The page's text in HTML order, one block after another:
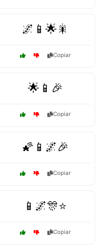
🌌📱🌟🎇
Copiar
🌟📱🎉
Copiar
🌠📱🌌🎉
Copiar
📱🌌🎊⭐
Copiar